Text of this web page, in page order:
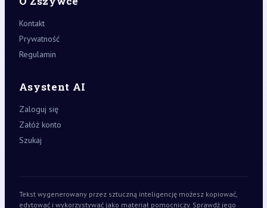
Kontakt
Prywatność
Regulamin
Asystent AI
Zaloguj się
Załóż konto
Szukaj
Tekst wygenerowany przez sztuczną inteligencję możesz kopiować,
edytować i wykorzystywać jako materiał pomocniczy. Sprawdź jego